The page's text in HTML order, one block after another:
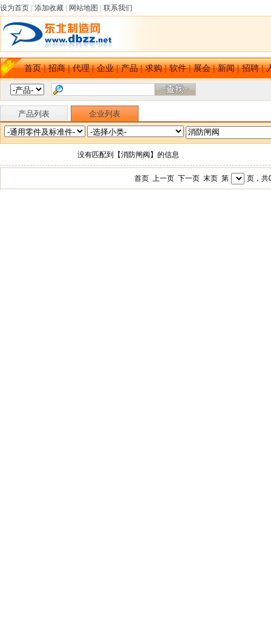
设为首页 添加收藏 网站地图 联系我们
首页|招商|代理|企业|产品|求购|软件|展会|新闻|招聘|
产品列表 企业列表
没有匹配到【消防闸阀】的信息
首页 上一页 下一页 末页 第 页，共